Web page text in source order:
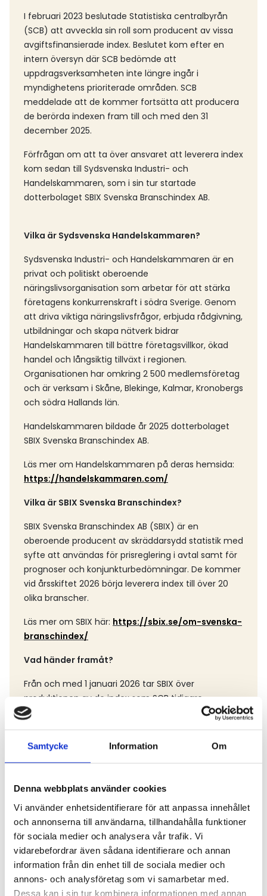
Samtycke Information Om
Denna webbplats använder cookies
Vi använder enhetsidentifierare för att anpassa innehållet
och annonserna till användarna, tillhandahålla funktioner
för sociala medier och analysera vår trafik. Vi
vidarebefordrar även sådana identifierare och annan
information från din enhet till de sociala medier och
annons- och analysföretag som vi samarbetar med.
Dessa kan i sin tur kombinera informationen med annan
I februari 2023 beslutade Statistiska centralbyrån
(SCB) att avveckla sin roll som producent av vissa
avgiftsfinansierade index. Beslutet kom efter en
intern översyn där SCB bedömde att
uppdragsverksamheten inte längre ingår i
myndighetens prioriterade områden. SCB
meddelade att de kommer fortsätta att producera
de berörda indexen fram till och med den 31
december 2025.
Förfrågan om att ta över ansvaret att leverera index
kom sedan till Sydsvenska Industri- och
Handelskammaren, som i sin tur startade
dotterbolaget SBIX Svenska Branschindex AB.
Vilka är Sydsvenska Handelskammaren?
Sydsvenska Industri- och Handelskammaren är en
privat och politiskt oberoende
näringslivsorganisation som arbetar för att stärka
företagens konkurrenskraft i södra Sverige. Genom
att driva viktiga näringslivsfrågor, erbjuda rådgivning,
utbildningar och skapa nätverk bidrar
Handelskammaren till bättre företagsvillkor, ökad
handel och långsiktig tillväxt i regionen.
Organisationen har omkring 2 500 medlemsföretag
och är verksam i Skåne, Blekinge, Kalmar, Kronobergs
och södra Hallands län.
Handelskammaren bildade år 2025 dotterbolaget
SBIX Svenska Branschindex AB.
Läs mer om Handelskammaren på deras hemsida:
https://handelskammaren.com/
Vilka är SBIX Svenska Branschindex?
SBIX Svenska Branschindex AB (SBIX) är en
oberoende producent av skräddarsydd statistik med
syfte att användas för prisreglering i avtal samt för
prognoser och konjunkturbedömningar. De kommer
vid årsskiftet 2026 börja leverera index till över 20
olika branscher.
Läs mer om SBIX här: https://sbix.se/om-svenska-
branschindex/
Vad händer framåt?
Från och med 1 januari 2026 tar SBIX över
produktionen av de index som SCB tidigare
hanterat. Överlämningen sker i nära samarbete
mellan SCB och SBIX för att säkerställa en sömlös
övergång utan störningar för användarna.
SBIX kommer att tillhandahålla befintliga
och prisregleringsklausuler samt utveckla nya index
där behov finns. Målet är att fortsätta säkerställa
hög kvalitet och relevans för de tusentals
användare som förlitar sig på indexen i sina
verksamheter.
Läs mer om vilka index SBIX levererar här:
https://sbix.se/vara-index/